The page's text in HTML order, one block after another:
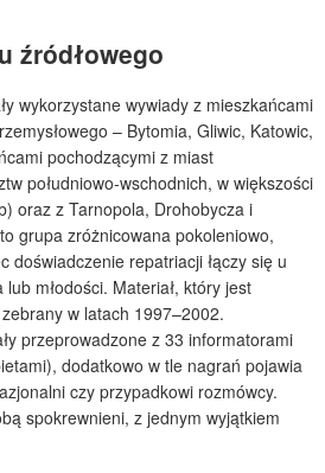
źródłowego
wykorzystane wywiady z mieszkańcami
– Bytomia, Gliwic, Katowic,
pochodzącymi z miast
południowo-wschodnich, w większości
oraz z Tarnopola, Drohobycza i
grupa zróżnicowana pokoleniowo,
doświadczenie repatriacji łączy się u
młodości. Materiał, który jest
w latach 1997–2002.
przeprowadzone z 33 informatorami
dodatkowo w tle nagrań pojawia
czy przypadkowi rozmówcy.
spokrewnieni, z jednym wyjątkiem